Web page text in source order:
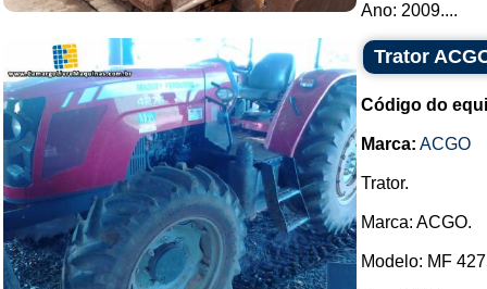
Ano: 2009....
Trator
Código do
Marca: ACGO
Trator.
Marca: ACGO.
Modelo: MF